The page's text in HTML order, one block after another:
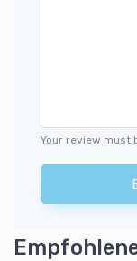
Your review must